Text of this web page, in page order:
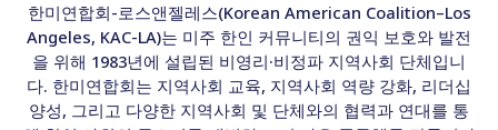
한미연합회-로스앤젤레스(Korean American Coalition–Los
Angeles, KAC-LA)는 미주 한인 커뮤니티의 권익 보호와 발전
을 위해 1983년에 설립된 비영리·비정파 지역사회 단체입니
다. 한미연합회는 지역사회 교육, 지역사회 역량 강화, 리더십
양성, 그리고 다양한 지역사회 및 단체와의 협력과 연대를 통